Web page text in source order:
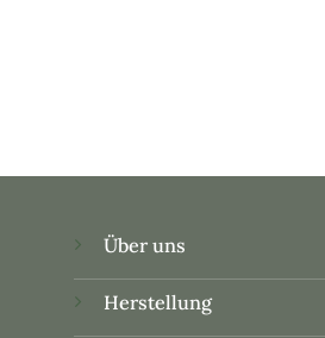
Über uns
Herstellung